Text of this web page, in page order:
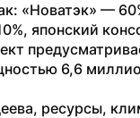
«Новатэк» —
японский
6,6
ресурсы,